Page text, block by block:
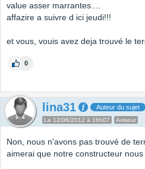
value asser marrantes....
affazire a suivre d ici jeudi!!!
et vous, vouis avez deja trouvé le
0
lina31 Auteur du sujet
Le 12/06/2012 à 16h07 Aviseur
Non, nous n'avons pas trouvé de
aimerai que notre constructeur